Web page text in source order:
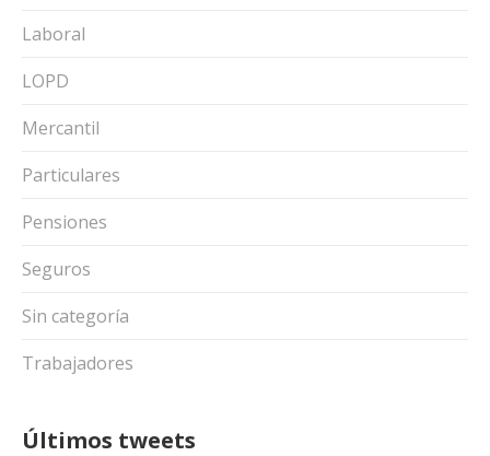
Laboral
LOPD
Mercantil
Particulares
Pensiones
Seguros
Sin categoría
Trabajadores
Últimos tweets